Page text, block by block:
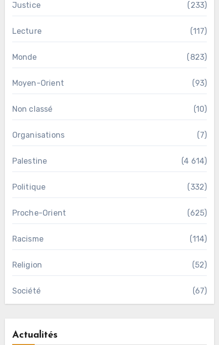
Justice (233)
Lecture (117)
Monde (823)
Moyen-Orient (93)
Non classé (10)
Organisations (7)
Palestine (4 614)
Politique (332)
Proche-Orient (625)
Racisme (114)
Religion (52)
Société (67)
Actualités